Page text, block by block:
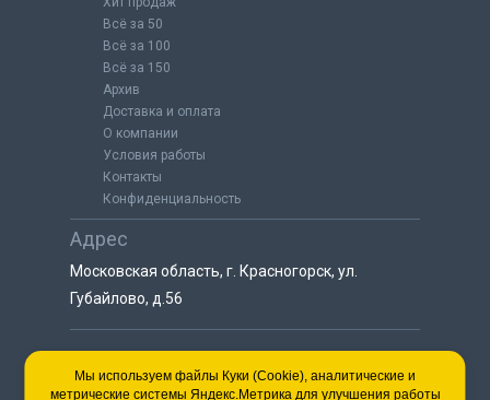
Всё за 50
Всё за 100
Всё за 150
Архив
Доставка и оплата
О компании
Условия работы
Контакты
Конфиденциальность
Адрес
Московская область, г. Красногорск, ул.
Губайлово, д.56
8 (925) 064-55-25
Мы используем файлы Куки (Cookie), аналитические и
метрические системы Яндекс.Метрика для улучшения работы